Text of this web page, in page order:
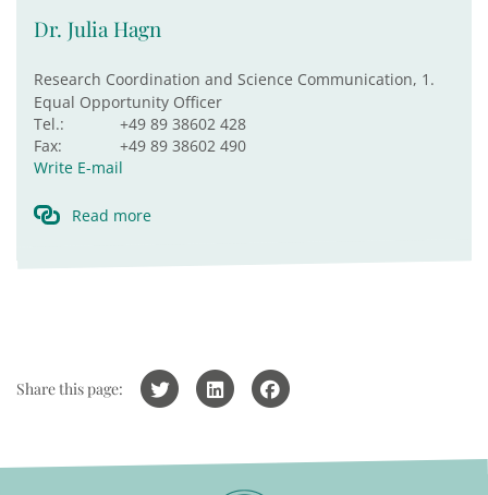
Dr. Julia Hagn
Research Coordination and Science Communication, 1.
Equal Opportunity Officer
Tel.:
+49 89 38602 428
Fax:
+49 89 38602 490
Write E-mail
Read more
Share this page: